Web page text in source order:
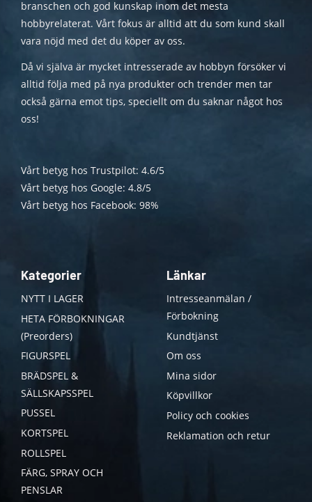
branschen och god kunskap inom det mesta
hobbyrelaterat. Vårt fokus är alltid att du som kund skall
vara nöjd med det du köper av oss.
Då vi själva är mycket intresserade av hobbyn försöker vi
alltid följa med på nya produkter och trender men tar
också gärna emot tips, speciellt om du saknar något hos
oss!
Vårt betyg hos Trustpilot: 4.6/5
Vårt betyg hos Google: 4.8/5
Vårt betyg hos Facebook: 98%
Kategorier
NYTT I LAGER
HETA FÖRBOKNINGAR
(Preorders)
FIGURSPEL
BRÄDSPEL &
SÄLLSKAPSSPEL
PUSSEL
KORTSPEL
ROLLSPEL
FÄRG, SPRAY OCH
PENSLAR
Länkar
Intresseanmälan /
Förbokning
Kundtjänst
Om oss
Mina sidor
Köpvillkor
Policy och cookies
Reklamation och retur